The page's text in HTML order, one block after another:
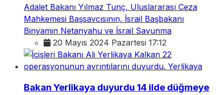
Adalet Bakanı Yılmaz Tunç, Uluslararası Ceza
Mahkemesi Başsavcısının, İsrail Başbakanı
Binyamin Netanyahu ve İsrail Savunma
20 Mayıs 2024 Pazartesi 17:12
Bakan Yerlikaya duyurdu 14 ilde düğmeye